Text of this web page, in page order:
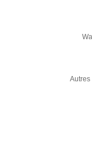
Autres